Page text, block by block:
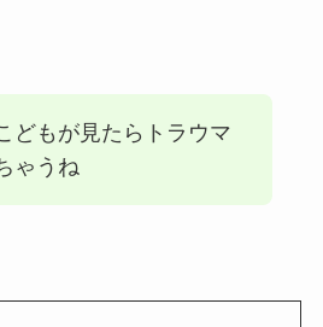
どもが見たらトラウマ
ゃうね